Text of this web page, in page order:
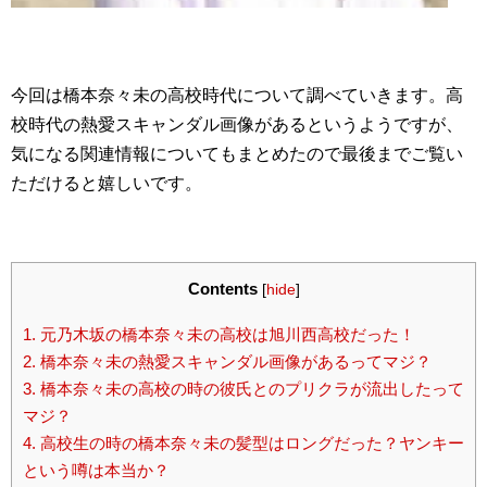
今回は橋本奈々未の高校時代について調べていきます。高
校時代の熱愛スキャンダル画像があるというようですが、
気になる関連情報についてもまとめたので最後までご覧い
ただけると嬉しいです。
Contents [hide]
1. 元乃木坂の橋本奈々未の高校は旭川西高校だった！
2. 橋本奈々未の熱愛スキャンダル画像があるってマジ？
3. 橋本奈々未の高校の時の彼氏とのプリクラが流出したって
マジ？
4. 高校生の時の橋本奈々未の髪型はロングだった？ヤンキー
という噂は本当か？